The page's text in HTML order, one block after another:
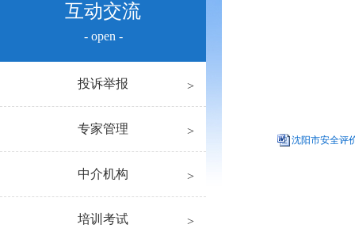
互动交流
- open -
投诉举报
专家管理
中介机构
培训考试
沈阳市安全评